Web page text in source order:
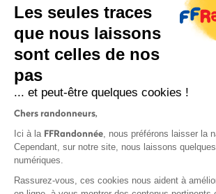
Protection des données
Les seules traces
que nous laissons
sont celles de nos
pas
... et peut-être quelques cookies !
Chers randonneurs,
Ici à la FFRandonnée, nous préférons laisser la
Cependant, sur notre site, nous laissons
numériques.
Rassurez-vous, ces cookies nous aident à